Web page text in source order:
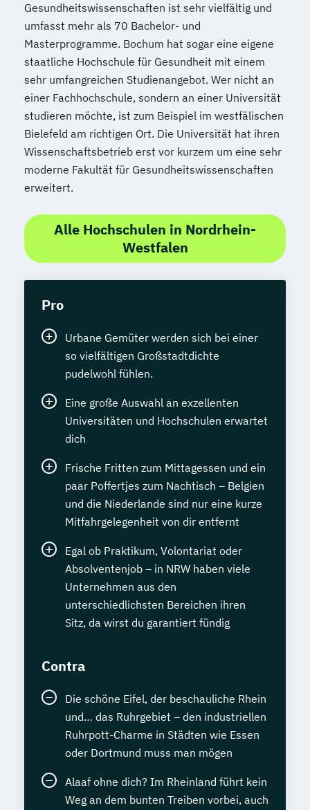
Gesundheitswissenschaften ist sehr vielfältig und
umfasst mehr als 70 Bachelor- und
Masterprogramme. Bochum hat sogar eine eigene
staatliche Hochschule für Gesundheit mit einem
sehr umfangreichen Studienangebot. Wer nicht an
einer Fachhochschule, sondern an einer Universität
studieren möchte, ist zum Beispiel im westfälischen
Bielefeld am richtigen Ort. Die Universität hat ihren
Wissenschaftsbetrieb erst vor kurzem um eine sehr
moderne Fakultät für Gesundheitswissenschaften
erweitert.
Alle Hochschulen in Nordrhein-
Westfalen
Pro
Urbane Gemüter werden sich bei einer
so vielfältigen Großstadtdichte
pudelwohl fühlen.
Eine große Auswahl an exzellenten
Universitäten und Hochschulen erwartet
dich
Frische Fritten zum Mittagessen und ein
paar Poffertjes zum Nachtisch – Belgien
und die Niederlande sind nur eine kurze
Mitfahrgelegenheit von dir entfernt
Egal ob Praktikum, Volontariat oder
Absolventenjob – in NRW haben viele
Unternehmen aus den
unterschiedlichsten Bereichen ihren
Sitz, da wirst du garantiert fündig
Contra
Die schöne Eifel, der beschauliche Rhein
und… das Ruhrgebiet – den industriellen
Ruhrpott-Charme in Städten wie Essen
oder Dortmund muss man mögen
Alaaf ohne dich? Im Rheinland führt kein
Weg an dem bunten Treiben vorbei, auch